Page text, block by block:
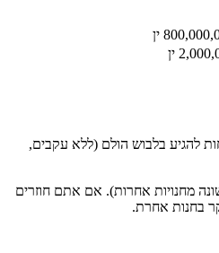
להגיע בלבוש הולם (ללא עקבים,
מחנויות אחרות). אם אתם חוזרים
בחנות אחרת.